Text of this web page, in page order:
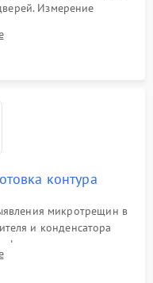
Измерение
термостата и
дисплея.
контура
микротрещин в
и конденсатора
фильтра-осушителя и
устранения засоров.